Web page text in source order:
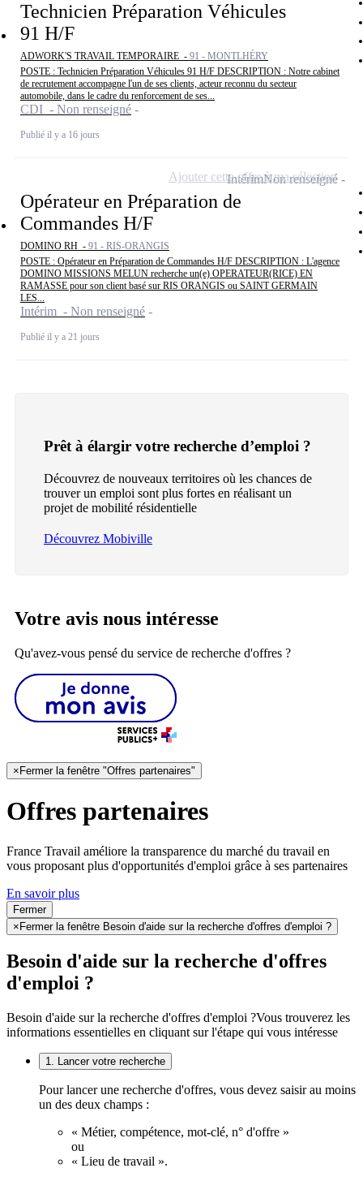
Technicien Préparation Véhicules
91 H/F
ADWORK'S TRAVAIL TEMPORAIRE - 91 - MONTLHÉRY
POSTE : Technicien Préparation Véhicules 91 H/F DESCRIPTION : Notre cabinet
de recrutement accompagne l'un de ses clients, acteur reconnu du secteur
automobile, dans le cadre du renforcement de ses...
CDI - Non renseigné
Publié il y a 16 jours
Opérateur en Préparation de
Commandes H/F
DOMINO RH - 91 - RIS-ORANGIS
POSTE : Opérateur en Préparation de Commandes H/F DESCRIPTION : L'agence
DOMINO MISSIONS MELUN recherche un(e) OPERATEUR(RICE) EN
RAMASSE pour son client basé sur RIS ORANGIS ou SAINT GERMAIN
LES...
Intérim - Non renseigné
Publié il y a 21 jours
IntérimNon renseigné
Ajouter cette offre à ma sélection
Prêt à élargir votre recherche d’emploi ?
Découvrez de nouveaux territoires où les chances de
trouver un emploi sont plus fortes en réalisant un
projet de mobilité résidentielle
Découvrez Mobiville
Votre avis nous intéresse
Qu'avez-vous pensé du service de recherche d'offres ?
×Fermer la fenêtre "Offres partenaires"
Offres partenaires
France Travail améliore la transparence du marché du travail en
vous proposant plus d'opportunités d'emploi grâce à ses partenaires
En savoir plus
Fermer
×Fermer la fenêtre Besoin d'aide sur la recherche d'offres d'emploi ?
Besoin d'aide sur la recherche d'offres
d'emploi ?
Besoin d'aide sur la recherche d'offres d'emploi ?Vous trouverez les
informations essentielles en cliquant sur l'étape qui vous intéresse
1. Lancer votre recherche
Pour lancer une recherche d'offres, vous devez saisir au moins
un des deux champs :
« Métier, compétence, mot-clé, n° d'offre »
ou
« Lieu de travail ».